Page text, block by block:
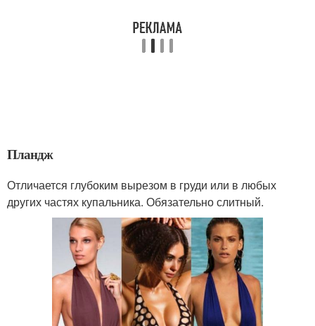
Пландж
Отличается глубоким вырезом в груди или в любых
других частях купальника. Обязательно слитный.